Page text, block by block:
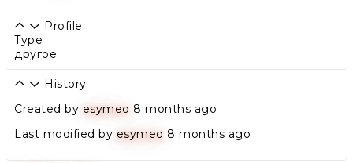
Profile
Type
другое
History
Created by esymeo 8 months ago
Last modified by esymeo 8 months ago